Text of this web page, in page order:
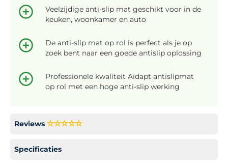
Veelzijdige anti-slip mat geschikt voor in de
keuken, woonkamer en auto
De anti-slip mat op rol is perfect als je op
zoek bent naar een goede antislip oplossing
Professionele kwaliteit Aidapt antislipmat
op rol met een hoge anti-slip werking
Reviews
Specificaties